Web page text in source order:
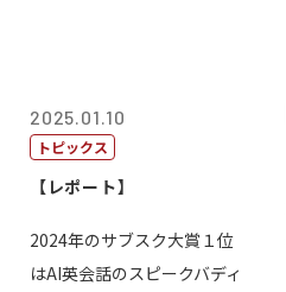
2025.01.10
トピックス
【レポート】
2024年のサブスク大賞１位
はAI英会話のスピークバディ